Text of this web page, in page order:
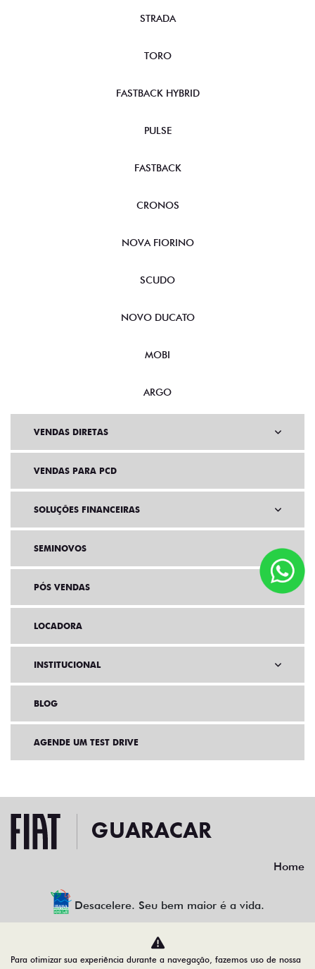
STRADA
TORO
FASTBACK HYBRID
PULSE
FASTBACK
CRONOS
NOVA FIORINO
SCUDO
NOVO DUCATO
MOBI
ARGO
VENDAS DIRETAS
VENDAS PARA PCD
SOLUÇÕES FINANCEIRAS
SEMINOVOS
PÓS VENDAS
LOCADORA
INSTITUCIONAL
BLOG
AGENDE UM TEST DRIVE
Home
Desacelere. Seu bem maior é a vida.
Para otimizar sua experiência durante a navegação, fazemos uso de nossa